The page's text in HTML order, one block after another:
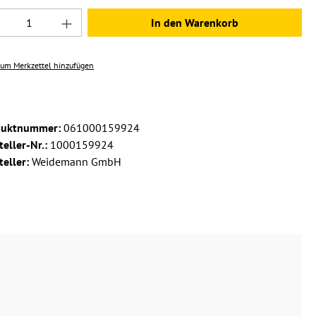
Anzahl: Gib den gewünschten Wert
In den Warenkorb
Merkzettel hinzufügen
061000159924
Nr.: 1000159924
Weidemann GmbH